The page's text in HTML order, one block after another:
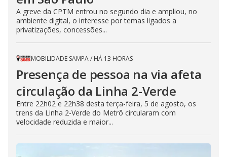
A greve da CPTM entrou no segundo dia e ampliou, no
ambiente digital, o interesse por temas ligados a
privatizações, concessões...
MOBILIDADE SAMPA/ HÁ 13 HORAS
Presença de pessoa na via afeta
circulação da Linha 2-Verde
Entre 22h02 e 22h38 desta terça-feira, 5 de agosto, os
trens da Linha 2-Verde do Metrô circularam com
velocidade reduzida e maior...